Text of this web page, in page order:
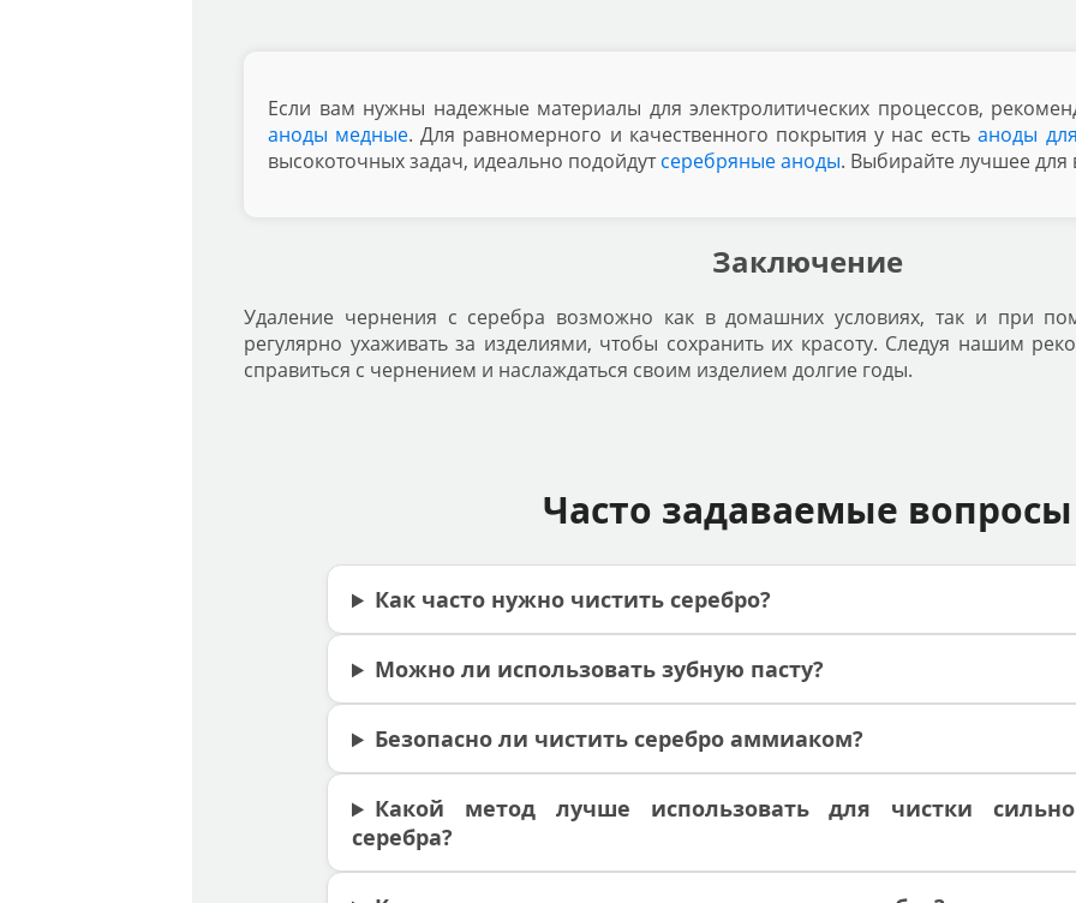
Если вам нужны надежные материалы для электролитических процессов,
аноды медные. Для равномерного и качественного покрытия у нас естьаноды
высокоточных задач, идеально подойдутсеребряные аноды. Выбирайте лучшее для
Заключение
Удаление чернения с серебра возможно как в домашних условиях, так и при
регулярно ухаживать за изделиями, чтобы сохранить их красоту. Следуя нашим
справиться с чернением и наслаждаться своим изделием долгие годы.
Часто задаваемые вопросы
Как часто нужно чистить серебро?
Можно ли использовать зубную пасту?
Безопасно ли чистить серебро аммиаком?
Какой метод лучше использовать для чистки
серебра?